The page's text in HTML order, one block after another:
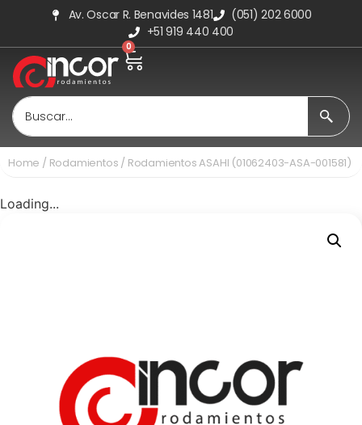
Av. Oscar R. Benavides 1481
(051) 202 6000
+51 919 440 400
0
Home / Rodamientos / Rodamientos ASAHI (01062403-ASA-001581)
Loading...